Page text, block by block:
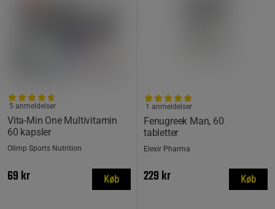
Vita-Min One Multivitamin
60 kapsler
5 anmeldelser
Olimp Sports Nutrition
69 kr Køb
Fenugreek Man, 60
tabletter
1 anmeldelser
Elexir Pharma
229 kr Køb